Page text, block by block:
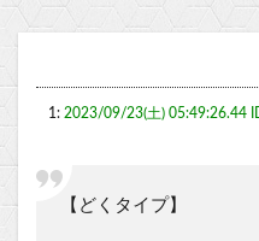
1: 2023/09/23(土) 05:49:26.44
【どくタイプ】